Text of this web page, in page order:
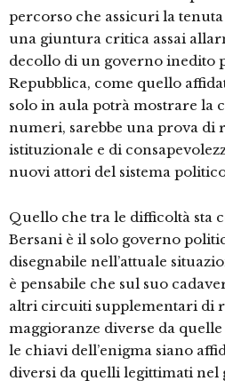
percorso che assicuri la
una giuntura critica assai
decollo di un governo inedito
Repubblica, come quello
solo in aula potrà mostrare la
numeri, sarebbe una prova di
istituzionale e di
nuovi attori del sistema
Quello che tra le difficoltà sta
Bersani è il solo governo
disegnabile nell’attuale
è pensabile che sul suo
altri circuiti supplementari di
maggioranze diverse da
le chiavi dell’enigma siano
diversi da quelli legittimati nel